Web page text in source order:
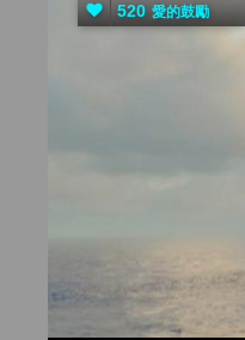
520 愛的鼓勵